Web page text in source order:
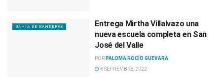
BAHÍA DE BANDERAS
Entrega Mirtha Villalvazo una
nueva escuela completa en San
José del Valle
POR PALOMA ROCÍO GUEVARA
6 SEPTIEMBRE, 2022